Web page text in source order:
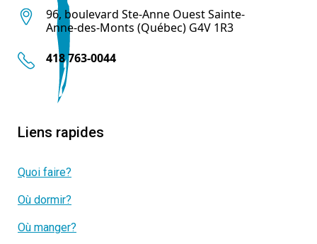
96, boulevard Ste-Anne Ouest Sainte-
Anne-des-Monts (Québec) G4V 1R3
418 763-0044
Liens rapides
Quoi faire?
Où dormir?
Où manger?